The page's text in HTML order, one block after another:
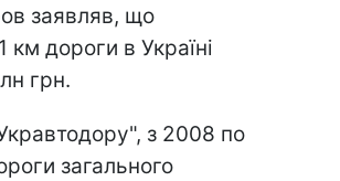
заявляв, що
км дороги в Україні
грн.
з 2008 по
загального